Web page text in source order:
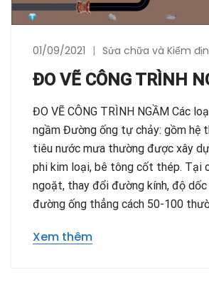
01/09/2021 Sửa chữa và Kiểm
ĐO VẼ CÔNG TRÌNH
ĐO VẼ CÔNG TRÌNH NGẦM Các
ngầm Đường ống tự chảy: gồm hệ
tiêu nước mưa thường được xây
phi kim loại, bê tông cốt thép. Tại
ngoặt, thay đổi đường kính, độ
đường ống thẳng cách 50-100
Xem thêm